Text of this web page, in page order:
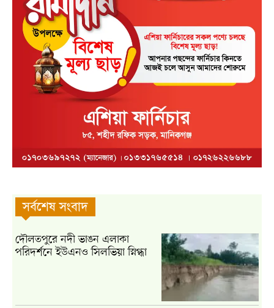
সর্বশেষ সংবাদ
দৌলতপুরে নদী ভাঙন এলাকা
পরিদর্শনে ইউএনও সিলভিয়া স্নিগ্ধা